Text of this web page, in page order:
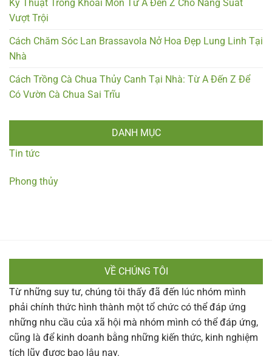
Kỹ Thuật Trồng Khoai Môn Từ A Đến Z Cho Năng Suất
Vượt Trội
Cách Chăm Sóc Lan Brassavola Nở Hoa Đẹp Lung Linh Tại
Nhà
Cách Trồng Cà Chua Thủy Canh Tại Nhà: Từ A Đến Z Để
Có Vườn Cà Chua Sai Trĩu
DANH MỤC
Tin tức
Phong thủy
VỀ CHÚNG TÔI
Từ những suy tư, chúng tôi thấy đã đến lúc nhóm mình
phải chính thức hình thành một tổ chức có thể đáp ứng
những nhu cầu của xã hội mà nhóm mình có thể đáp ứng,
cũng là để kinh doanh bằng những kiến thức, kinh nghiệm
tích lũy được bao lâu nay.